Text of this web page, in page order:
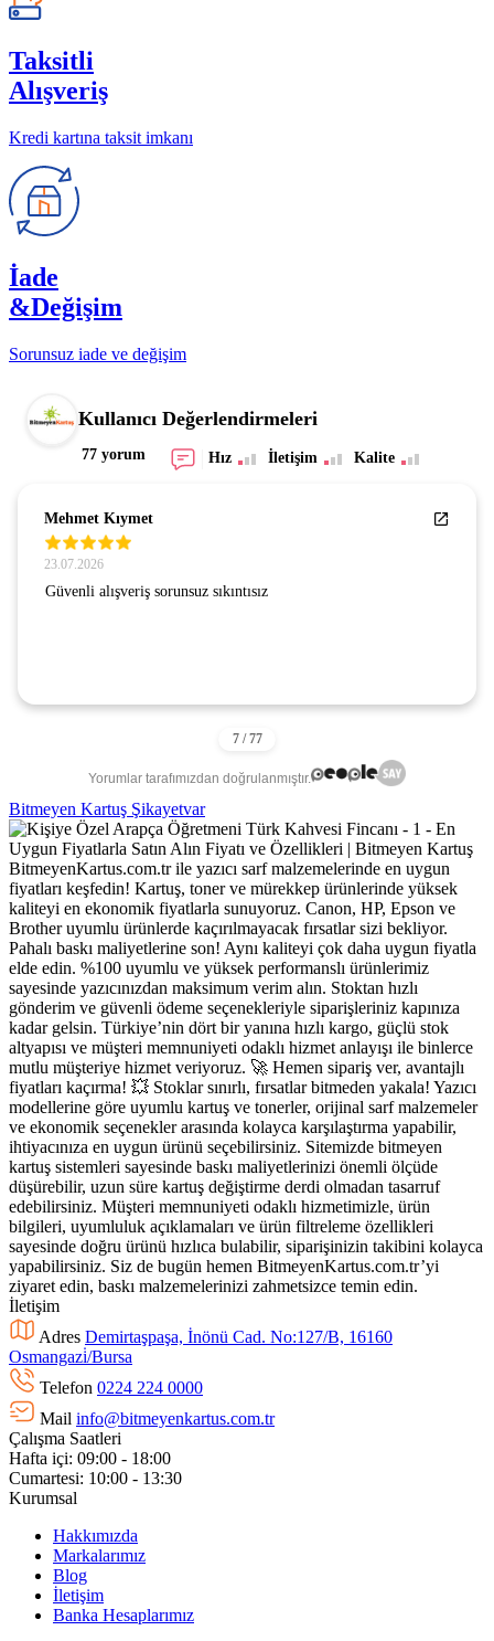
Taksitli
Alışveriş
Kredi kartına taksit imkanı
İade
&Değişim
Sorunsuz iade ve değişim
Kullanıcı Değerlendirmeleri
77 yorum Hız İletişim Kalite
Mehmet Kıymet
23.07.2026
Güvenli alışveriş sorunsuz sıkıntısız
Yorumlar tarafımızdan doğrulanmıştır.
Bitmeyen Kartuş Şikayetvar
BitmeyenKartus.com.tr ile yazıcı sarf malzemelerinde en uygun
fiyatları keşfedin! Kartuş, toner ve mürekkep ürünlerinde yüksek
kaliteyi en ekonomik fiyatlarla sunuyoruz. Canon, HP, Epson ve
Brother uyumlu ürünlerde kaçırılmayacak fırsatlar sizi bekliyor.
Pahalı baskı maliyetlerine son! Aynı kaliteyi çok daha uygun fiyatla
elde edin. %100 uyumlu ve yüksek performanslı ürünlerimiz
sayesinde yazıcınızdan maksimum verim alın. Stoktan hızlı
gönderim ve güvenli ödeme seçenekleriyle siparişleriniz kapınıza
kadar gelsin. Türkiye’nin dört bir yanına hızlı kargo, güçlü stok
altyapısı ve müşteri memnuniyeti odaklı hizmet anlayışı ile binlerce
mutlu müşteriye hizmet veriyoruz. 🚀 Hemen sipariş ver, avantajlı
fiyatları kaçırma! 💥 Stoklar sınırlı, fırsatlar bitmeden yakala! Yazıcı
modellerine göre uyumlu kartuş ve tonerler, orijinal sarf malzemeler
ve ekonomik seçenekler arasında kolayca karşılaştırma yapabilir,
ihtiyacınıza en uygun ürünü seçebilirsiniz. Sitemizde bitmeyen
kartuş sistemleri sayesinde baskı maliyetlerinizi önemli ölçüde
düşürebilir, uzun süre kartuş değiştirme derdi olmadan tasarruf
edebilirsiniz. Müşteri memnuniyeti odaklı hizmetimizle, ürün
bilgileri, uyumluluk açıklamaları ve ürün filtreleme özellikleri
sayesinde doğru ürünü hızlıca bulabilir, siparişinizin takibini kolayca
yapabilirsiniz. Siz de bugün hemen BitmeyenKartus.com.tr’yi
ziyaret edin, baskı malzemelerinizi zahmetsizce temin edin.
İletişim
Adres Demirtaşpaşa, İnönü Cad. No:127/B, 16160
Osmangazi̇/Bursa
Telefon 0224 224 0000
Mail info@bitmeyenkartus.com.tr
Çalışma Saatleri
Hafta içi: 09:00 - 18:00
Cumartesi: 10:00 - 13:30
Kurumsal
Hakkımızda
Markalarımız
Blog
İletişim
Banka Hesaplarımız